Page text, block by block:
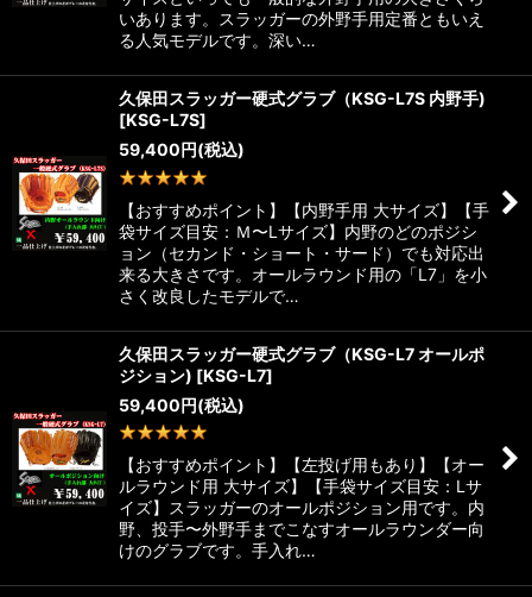
いあります。スラッガーの外野手用定番ともいえ
る人気モデルです。深い…
久保田スラッガー硬式グラブ（KSG-L7S 内野手)
[KSG-L7S]
59,400円(税込)
【おすすめポイント】【内野手用 大サイズ】【手
袋サイズ目安：Ｍ〜Lサイズ】内野のどのポジシ
ョン（セカンド・ショート・サード）でも対応出
来る大きさです。オールラウンド用の「L7」を小
さく改良したモデルで…
久保田スラッガー硬式グラブ（KSG-L7 オールポ
ジション) [KSG-L7]
59,400円(税込)
【おすすめポイント】【左投げ用もあり】【オー
ルラウンド用 大サイズ】【手袋サイズ目安：Lサ
イズ】スラッガーのオールポジション用です。内
野、投手〜外野手までこなすオールラウンダー向
けのグラブです。手入れ…